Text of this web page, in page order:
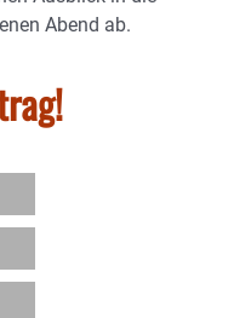
Abend ab.